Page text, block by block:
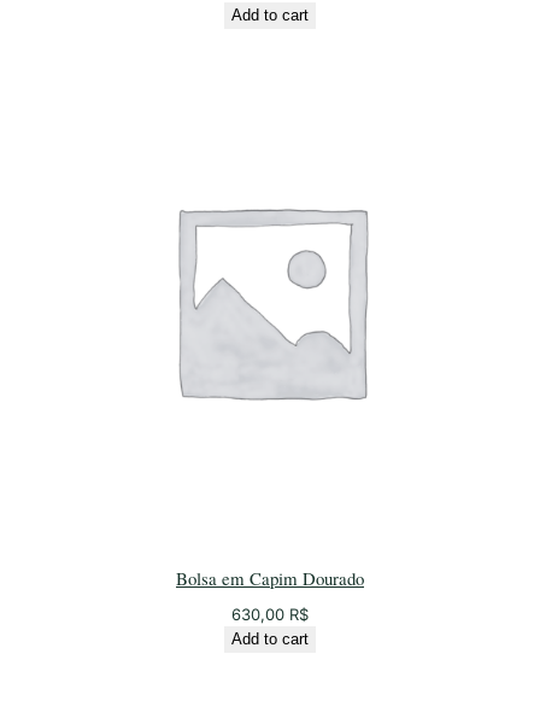
Add to cart
Bolsa em Capim Dourado
630,00 R$
Add to cart